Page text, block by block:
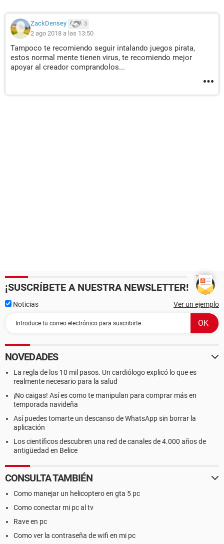
ZackDensey 3
2 ago 2018 a las 13:50
Tampoco te recomiendo seguir intalando juegos pirata,
estos normal mente tienen virus, te recomiendo mejor
apoyar al creador comprandolos...
¡SUSCRÍBETE A NUESTRA NEWSLETTER!
Noticias Ver un ejemplo
NOVEDADES
La regla de los 10 mil pasos. Un cardiólogo explicó lo que es
realmente necesario para la salud
¡No caigas! Así es como te manipulan para comprar más en
temporada navideña
Así puedes tomarte un descanso de WhatsApp sin borrar la
aplicación
Los científicos descubren una red de canales de 4.000 años de
antigüedad en Belice
CONSULTA TAMBIÉN
Como manejar un helicoptero en gta 5 pc
Como conectar mi pc al tv
Rave en pc
Como ver la contraseña de wifi en mi pc